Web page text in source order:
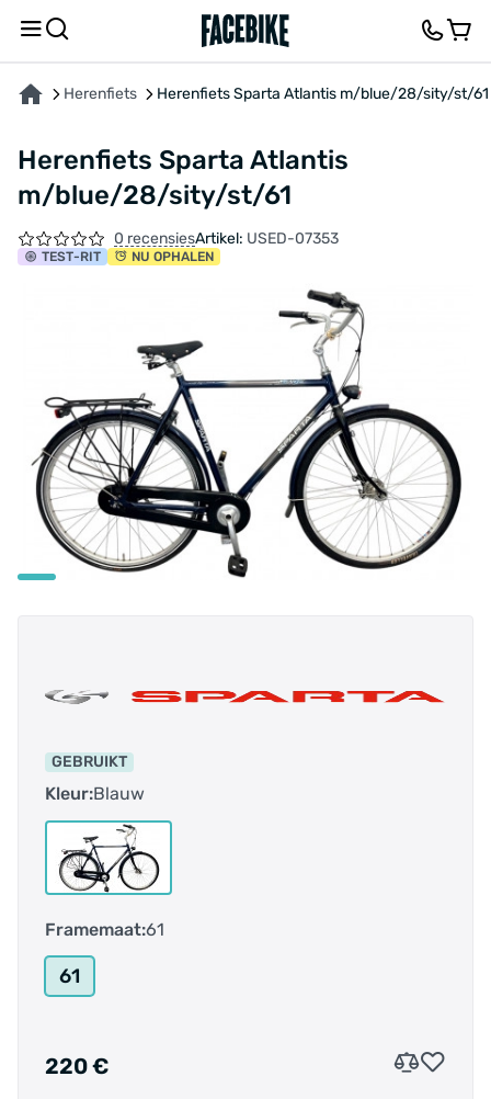
Herenfiets Herenfiets Sparta Atlantis m/blue/28/sity/st/61
Herenfiets Sparta Atlantis
m/blue/28/sity/st/61
0 recensiesArtikel: USED-07353
TEST-RIT NU OPHALEN
GEBRUIKT
Kleur:Blauw
Framemaat:61
61
220 €
OVER HET PRODUCT KENMERKENBESCHRIJVING FEEDBACK EN VRAGEN